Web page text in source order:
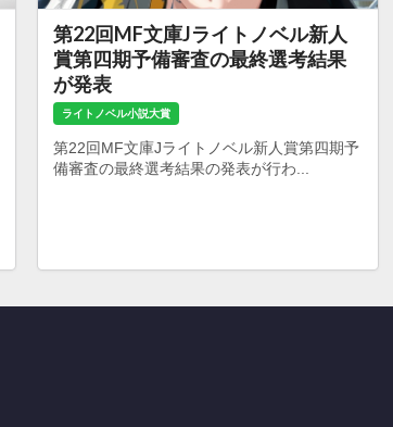
第22回MF文庫Jライトノベル新人
賞第四期予備審査の最終選考結果
が発表
ライトノベル小説大賞
第22回MF文庫Jライトノベル新人賞第四期予
備審査の最終選考結果の発表が行わ...